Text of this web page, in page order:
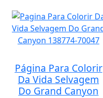
Página Para Colorir
Da Vida Selvagem
Do Grand Canyon